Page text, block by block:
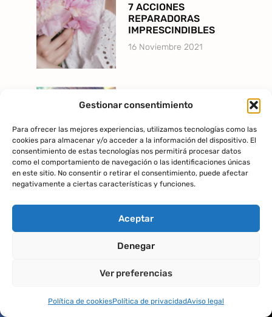
Gestionar consentimiento
Para ofrecer las mejores experiencias, utilizamos tecnologías como las
cookies para almacenar y/o acceder a la información del dispositivo. El
consentimiento de estas tecnologías nos permitirá procesar datos
como el comportamiento de navegación o las identificaciones únicas
en este sitio. No consentir o retirar el consentimiento, puede afectar
negativamente a ciertas características y funciones.
Aceptar
Denegar
Ver preferencias
Política de cookiesPolítica de privacidadAviso legal
7 ACCIONES
REPARADORAS
IMPRESCINDIBLES
16 Noviembre 2021
Madres culpables y la
autocompasión
13 Septiembre 2018
Cuando te tratas a ti
misma peor que a
nadie
2 Noviembre 2017
Responsabilidad
¿Necesitas ayuda?